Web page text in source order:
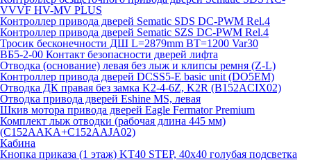
VVVF HV-MV PLUS
Контроллер привода дверей Sematic SDS DC-PWM Rel.4
Контроллер привода дверей Sematic SZS DC-PWM Rel.4
Тросик бесконечности ДШ L=2879mm BT=1200 Var30
ВБ5-2-00 Контакт безопасности дверей лифта
Отводка (основание) левая без лыж и клипсы ремня (Z-L)
Контроллер привода дверей DCSS5-E basic unit (DO5EM)
Отводка ДК правая без замка K2-4-6Z, K2R (B152ACIX02)
Отводка привода дверей Eshine MS, левая
Шкив мотора привода дверей Eagle Fermator Premium
Комплект лыж отводки (рабочая длина 445 мм)
(C152AAKA+C152AAJA02)
Кабина
Кнопка приказа (1 этаж) KT40 STEP, 40х40 голубая подсветка